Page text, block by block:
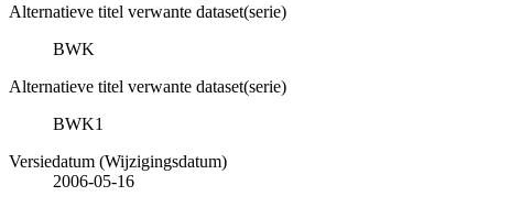
Alternatieve titel verwante dataset(serie)
BWK
Alternatieve titel verwante dataset(serie)
BWK1
Versiedatum (Wijzigingsdatum)
2006-05-16